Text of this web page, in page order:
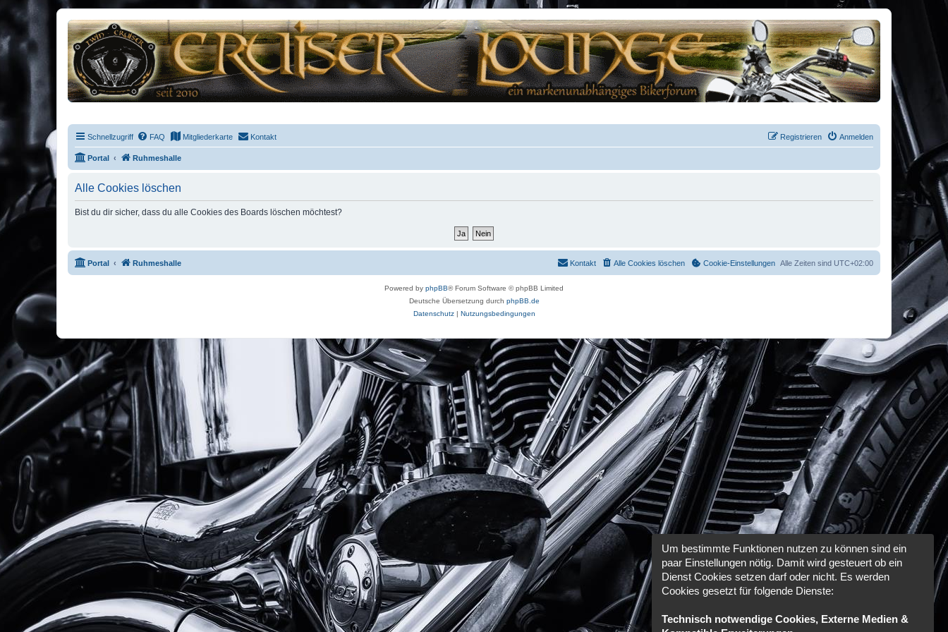
Schnellzugriff FAQ Mitgliederkarte Kontakt Anmelden
Registrieren
Portal Ruhmeshalle
Alle Cookies löschen
Bist du dir sicher, dass du alle Cookies des Boards löschen möchtest?
Portal Ruhmeshalle Alle Zeiten sind UTC+02:00
Cookie-Einstellungen
Alle Cookies löschen
Kontakt
Powered by phpBB® Forum Software © phpBB Limited
Deutsche Übersetzung durch phpBB.de
Datenschutz| Nutzungsbedingungen
Um bestimmte Funktionen nutzen zu können sind ein
paar Einstellungen nötig. Damit wird gesteuert ob ein
Dienst Cookies setzen darf oder nicht. Es werden
Cookies gesetzt für folgende Dienste:
Technisch notwendige Cookies, Externe Medien &